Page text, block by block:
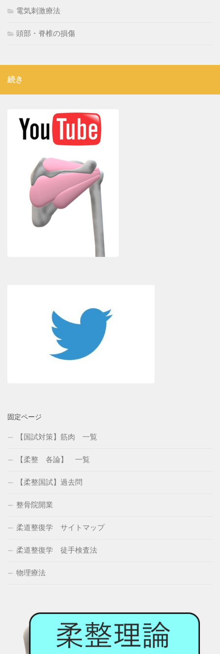
電気刺激療法
頭部・脊椎の損傷
続き
固定ページ
【国試対策】筋肉 一覧
【柔整 各論】 一覧
【柔整国試】過去問
整骨院開業
柔道整復学 サイトマップ
柔道整復学 徒手検査法
物理療法